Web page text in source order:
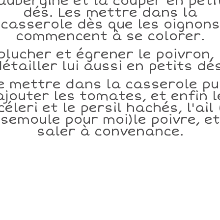
dés. Les mettre dans la
casserole dès que les oignons
commencent à se colorer.
et égrener le poivron,
lui aussi en petits
mettre dans la casserole
les tomates, et enfin
et le persil hachés, l'ail
semoule pour moi)le poivre, et
saler à convenance.